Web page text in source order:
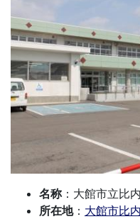
名称：大館市立比
所在地： 大館市比